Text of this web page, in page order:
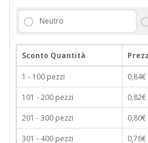
Neutro
Sconto Quantità
1 - 100 pezzi 0,84€
101 - 200 pezzi
0,82€
201 - 300 pezzi
0,80€
301 - 400 pezzi
0,76€